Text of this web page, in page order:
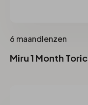
6 maandlenzen
Miru 1 Month Toric